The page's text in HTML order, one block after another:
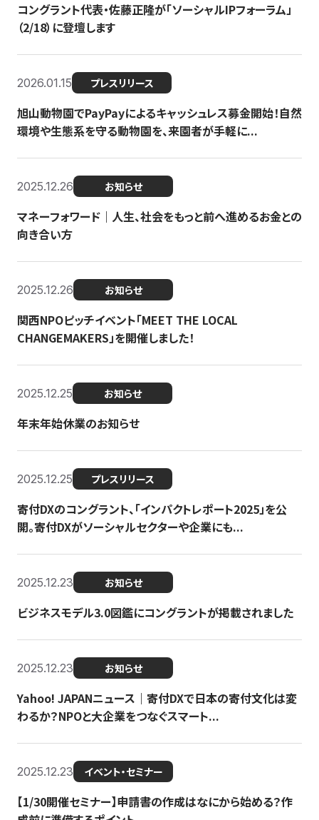
コングラント代表・佐藤正隆が「ソーシャルIPフォーラム」
（2/18）に登壇します
2026.01.15 プレスリリース
旭山動物園でPayPayによるキャッシュレス募金開始！自然
環境や生態系を守る動物園を、来園者が手軽に...
2025.12.26 お知らせ
マネーフォワード｜人生、社会をもっと前へ進めるお金との
向き合い方
2025.12.26 お知らせ
関西NPOピッチイベント「MEET THE LOCAL
CHANGEMAKERS」を開催しました！
2025.12.25 お知らせ
年末年始休業のお知らせ
2025.12.25 プレスリリース
寄付DXのコングラント、「インパクトレポート2025」を公
開。寄付DXがソーシャルセクターや企業にも...
2025.12.23 お知らせ
ビジネスモデル3.0図鑑にコングラントが掲載されました
2025.12.23 お知らせ
Yahoo! JAPANニュース｜寄付DXで日本の寄付文化は変
わるか？NPOと大企業をつなぐスマート...
2025.12.23 イベント・セミナー
【1/30開催セミナー】申請書の作成はなにから始める？作